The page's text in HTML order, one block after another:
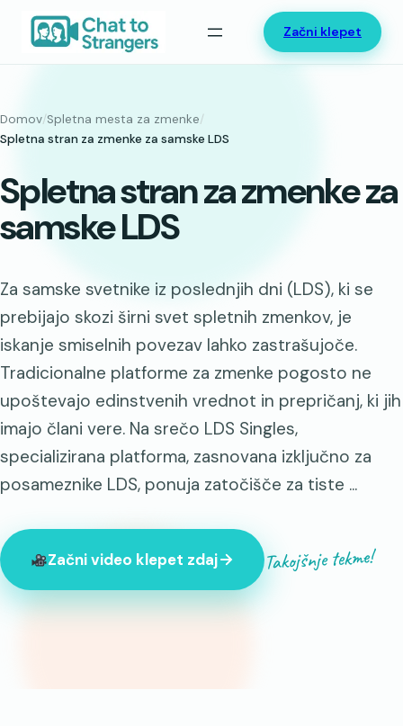
Preskoči
Začni klepet
Domov/Spletna mesta za zmenke/
Spletna stran za zmenke za samske LDS
Spletna stran za zmenke za
samske LDS
Za samske svetnike iz poslednjih dni (LDS), ki se
prebijajo skozi širni svet spletnih zmenkov, je
iskanje smiselnih povezav lahko zastrašujoče.
Tradicionalne platforme za zmenke pogosto ne
upoštevajo edinstvenih vrednot in prepričanj, ki jih
imajo člani vere. Na srečo LDS Singles,
specializirana platforma, zasnovana izključno za
posameznike LDS, ponuja zatočišče za tiste ...
Začni video klepet zdaj Takojšnje tekme!
Trenutno je na spletu 847 neznancev